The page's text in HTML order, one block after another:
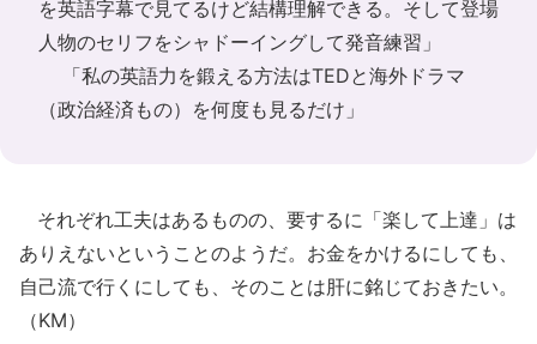
を英語字幕で見てるけど結構理解できる。そして登場
人物のセリフをシャドーイングして発音練習」
「私の英語力を鍛える方法はTEDと海外ドラマ
（政治経済もの）を何度も見るだけ」
それぞれ工夫はあるものの、要するに「楽して上達」は
ありえないということのようだ。お金をかけるにしても、
自己流で行くにしても、そのことは肝に銘じておきたい。
（KM）